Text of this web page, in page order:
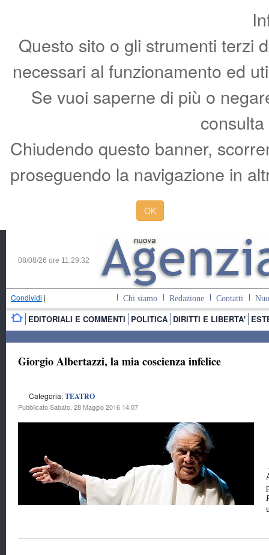
Questo sito o gli strumenti terzi
necessari al funzionamento ed
Se vuoi saperne di più o
Chiudendo questo banner,
proseguendo la navigazione in
OK
08/08/26 ore 11:29:33
Condividi | Chi siamo Redazione Contatti
EDITORIALI E COMMENTI POLITICA DIRITTI E LIBERTA'
Giorgio Albertazzi, la mia coscienza infelice
Categoria:TEATRO
Pubblicato Sabato, 28 Maggio 2016 14:07